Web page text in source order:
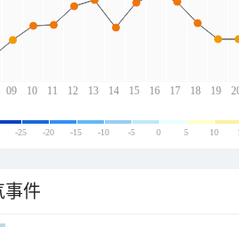
09 10 11 12 13 14 15 16 17 18 19
-25 -20 -15 -10 -5 0 5 10
事件